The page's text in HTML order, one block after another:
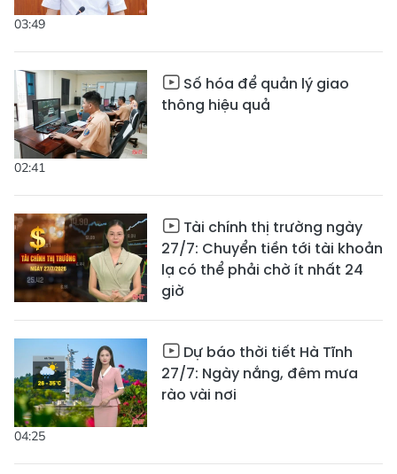
03:49
02:41
Số hóa để quản lý giao
thông hiệu quả
Tài chính thị trường ngày
27/7: Chuyển tiền tới tài khoản
lạ có thể phải chờ ít nhất 24
giờ
04:25
Dự báo thời tiết Hà Tĩnh
27/7: Ngày nắng, đêm mưa
rào vài nơi